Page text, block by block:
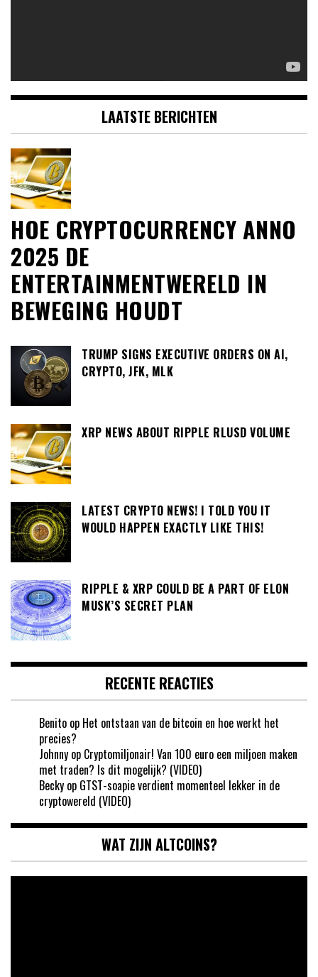
LAATSTE BERICHTEN
HOE CRYPTOCURRENCY ANNO
2025 DE
ENTERTAINMENTWERELD IN
BEWEGING HOUDT
TRUMP SIGNS EXECUTIVE ORDERS ON AI,
CRYPTO, JFK, MLK
XRP NEWS ABOUT RIPPLE RLUSD VOLUME
LATEST CRYPTO NEWS! I TOLD YOU IT
WOULD HAPPEN EXACTLY LIKE THIS!
RIPPLE & XRP COULD BE A PART OF ELON
MUSK’S SECRET PLAN
RECENTE REACTIES
Benito op Het ontstaan van de bitcoin en hoe werkt het
precies?
Johnny op Cryptomiljonair! Van 100 euro een miljoen maken
met traden? Is dit mogelijk? (VIDEO)
Becky op GTST-soapie verdient momenteel lekker in de
cryptowereld (VIDEO)
WAT ZIJN ALTCOINS?